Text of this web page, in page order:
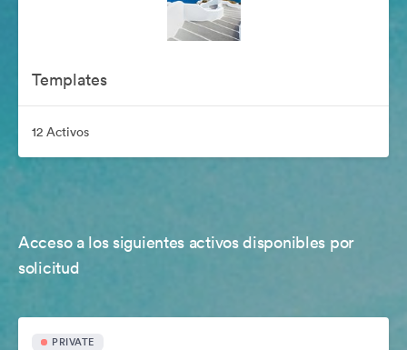
Templates
12 Activos
Acceso a los siguientes activos disponibles por
solicitud
PRIVATE